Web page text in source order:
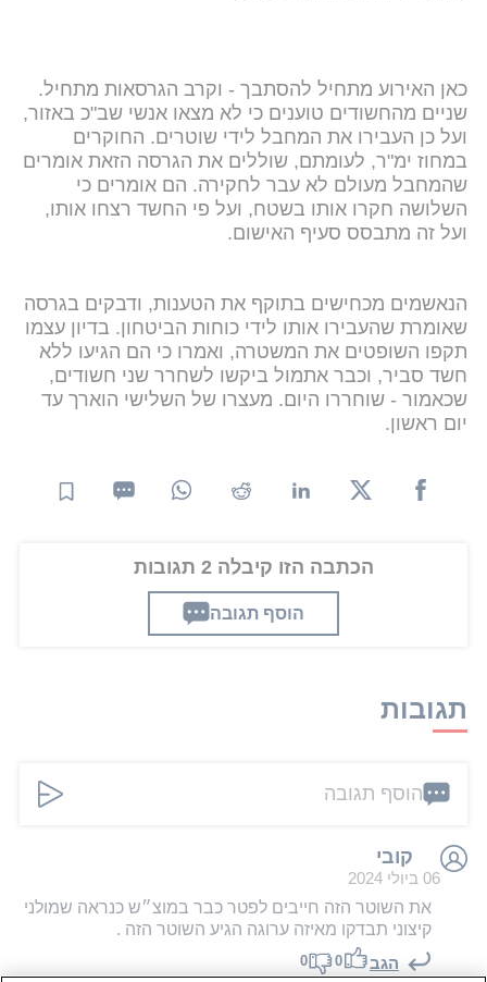
כאן האירוע מתחיל להסתבך - וקרב הגרסאות מתחיל.
שניים מהחשודים טוענים כי לא מצאו אנשי שב"כ באזור,
ועל כן העבירו את המחבל לידי שוטרים. החוקרים
במחוז ימ"ר, לעומתם, שוללים את הגרסה הזאת אומרים
שהמחבל מעולם לא עבר לחקירה. הם אומרים כי
השלושה חקרו אותו בשטח, ועל פי החשד רצחו אותו,
ועל זה מתבסס סעיף האישום.
הנאשמים מכחישים בתוקף את הטענות, ודבקים בגרסה
שאומרת שהעבירו אותו לידי כוחות הביטחון. בדיון עצמו
תקפו השופטים את המשטרה, ואמרו כי הם הגיעו ללא
חשד סביר, וכבר אתמול ביקשו לשחרר שני חשודים,
שכאמור - שוחררו היום. מעצרו של השלישי הוארך עד
יום ראשון.
הכתבה הזו קיבלה 2 תגובות
הוסף תגובה
תגובות
הוסף תגובה
קובי
06 ביולי 2024
את השוטר הזה חייבים לפטר כבר במוצ״ש כנראה שמולני
קיצוני תבדקו מאיזה ערוגה הגיע השוטר הזה .
הגב 0
0